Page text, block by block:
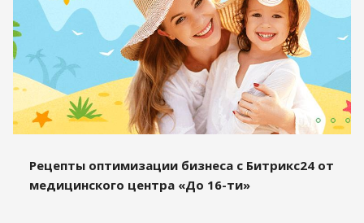
Рецепты оптимизации бизнеса с Битрикс24 от
медицинского центра «До 16-ти»